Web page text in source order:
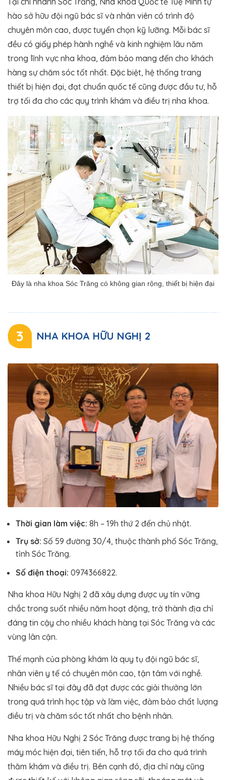
hào sở hữu đội ngũ bác sĩ và nhân viên có trình độ
chuyên môn cao, được tuyển chọn kỹ lưỡng. Mỗi bác sĩ
đều có giấy phép hành nghề và kinh nghiệm lâu năm
trong lĩnh vực nha khoa, đảm bảo mang đến cho khách
hàng sự chăm sóc tốt nhất. Đặc biệt, hệ thống trang
thiết bị hiện đại, đạt chuẩn quốc tế cũng được đầu tư, hỗ
trợ tối đa cho các quy trình khám và điều trị nha khoa.
Đây là nha khoa Sóc Trăng có không gian rộng, thiết bị hiện đại
3 NHA KHOA HỮU NGHỊ 2
Thời gian làm việc: 8h – 19h thứ 2 đến chủ nhật.
Trụ sở: Số 59 đường 30/4, thuộc thành phố Sóc Trăng,
tỉnh Sóc Trăng.
Số điện thoại: 0974366822.
Nha khoa Hữu Nghị 2 đã xây dựng được uy tín vững
chắc trong suốt nhiều năm hoạt động, trở thành địa chỉ
đáng tin cậy cho nhiều khách hàng tại Sóc Trăng và các
vùng lân cận.
Thế mạnh của phòng khám là quy tụ đội ngũ bác sĩ,
nhân viên y tế có chuyên môn cao, tận tâm với nghề.
Nhiều bác sĩ tại đây đã đạt được các giải thưởng lớn
trong quá trình học tập và làm việc, đảm bảo chất lượng
điều trị và chăm sóc tốt nhất cho bệnh nhân​.
Nha khoa Hữu Nghị 2 Sóc Trăng được trang bị hệ thống
máy móc hiện đại, tiên tiến, hỗ trợ tối đa cho quá trình
thăm khám và điều trị. Bên cạnh đó, địa chỉ này cũng